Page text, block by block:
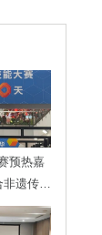
预热嘉
遗传递